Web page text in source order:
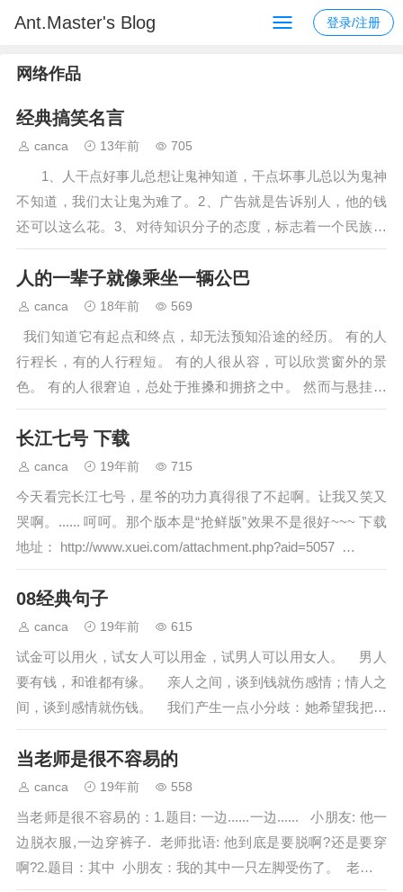
Ant.Master's Blog 登录/注册
网络作品
经典搞笑名言
canca 13年前 705
1、人干点好事儿总想让鬼神知道，干点坏事儿总以为鬼神
不知道，我们太让鬼为难了。2、广告就是告诉别人，他的钱
还可以这么花。3、对待知识分子的态度，标志着一个民族的
文明程度;对待工人农民的态度...…
人的一辈子就像乘坐一辆公巴
canca 18年前 569
行程长，有的人行程短。 有的人很从容，可以欣赏窗外的景
色。 有的人很窘迫，总处于推搡和拥挤之中。 然而与悬挂在
车门上、随...…
长江七号 下载
canca 19年前 715
今天看完长江七号，星爷的功力真得很了不起啊。让我又笑又
哭啊。...... 呵呵。那个版本是“抢鲜版”效果不是很好~~~ 下载
地址： http://www.xuei.com/attachment.php?aid=5057 …
08经典句子
canca 19年前 615
试金可以用火，试女人可以用金，试男人可以用女人。 男人
要有钱，和谁都有缘。 亲人之间，谈到钱就伤感情；情人之
间，谈到感情就伤钱。 我们产生一点小分歧：她希望我把粪
土变...…
当老师是很不容易的
canca 19年前 558
当老师是很不容易的：1.题目: 一边......一边...... 小朋友: 他一
边脱衣服,一边穿裤子. 老师批语: 他到底是要脱啊?还是要穿
啊?2.题目：其中 小朋友：我的其中一只左脚受伤了。 老师批